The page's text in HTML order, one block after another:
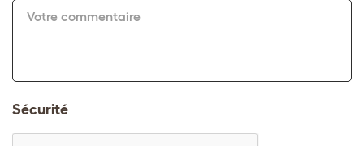
Votre commentaire
Sécurité